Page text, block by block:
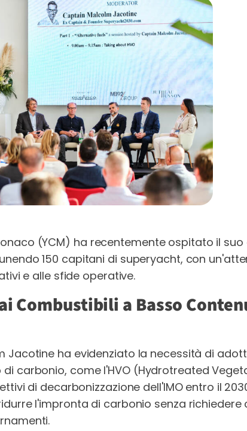
(YCM) ha recentemente ospitato il suo
150 capitani di superyacht, con
e alle sfide operative.
Combustibili a Basso
Jacotine ha evidenziato la necessità di
carbonio, come l'HVO (Hydrotreated
di decarbonizzazione dell'IMO entro il
l'impronta di carbonio senza richiedere